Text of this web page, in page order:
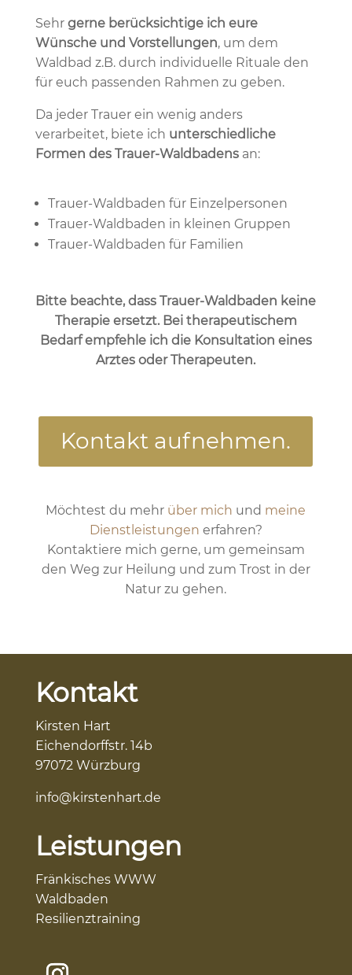
Sehr gerne berücksichtige ich eure
Wünsche und Vorstellungen, um dem
Waldbad z.B. durch individuelle Rituale den
für euch passenden Rahmen zu geben.
Da jeder Trauer ein wenig anders
verarbeitet, biete ich unterschiedliche
Formen des Trauer-Waldbadensan:
Trauer-Waldbaden für Einzelpersonen
Trauer-Waldbaden in kleinen Gruppen
Trauer-Waldbaden für Familien
Bitte beachte, dass Trauer-Waldbaden keine
Therapie ersetzt. Bei therapeutischem
Bedarf empfehle ich die Konsultation eines
Arztes oder Therapeuten.
Kontakt aufnehmen.
Möchtest du mehr über mich und meine
Dienstleistungen erfahren?
Kontaktiere mich gerne, um gemeinsam
den Weg zur Heilung und zum Trost in der
Natur zu gehen.
Kontakt
Kirsten Hart
Eichendorffstr. 14b
97072 Würzburg
info@kirstenhart.de
Leistungen
Fränkisches WWW
Waldbaden
Resilienztraining